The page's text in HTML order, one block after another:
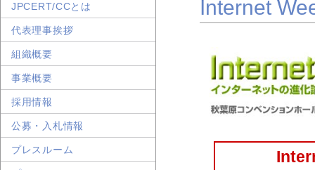
Internet
JPCERT/CCとは
代表理事挨拶
組織概要
事業概要
採用情報
公募・入札情報
プレスルーム